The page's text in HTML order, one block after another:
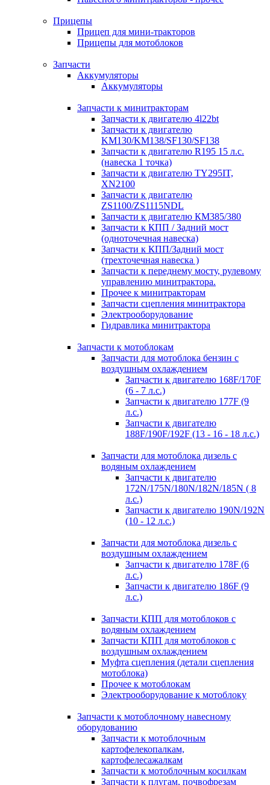
Прицепы
Прицеп для мини-тракторов
Прицепы для мотоблоков
Запчасти
Аккумуляторы
Аккумуляторы
Запчасти к минитракторам
Запчасти к двигателю 4l22bt
Запчасти к двигателю
KM130/KM138/SF130/SF138
Запчасти к двигателю R195 15 л.с.
(навеска 1 точка)
Запчасти к двигателю TY295IT,
XN2100
Запчасти к двигателю
ZS1100/ZS1115NDL
Запчасти к двигателю КМ385/380
Запчасти к КПП / Задний мост
(одноточечная навеска)
Запчасти к КПП/Задний мост
(трехточечная навеска )
Запчасти к переднему мосту, рулевому
управлению минитрактора.
Прочее к минитракторам
Запчасти сцепления минитрактора
Электрооборудование
Гидравлика минитрактора
Запчасти к мотоблокам
Запчасти для мотоблока бензин с
воздушным охлаждением
Запчасти к двигателю 168F/170F
(6 - 7 л.с.)
Запчасти к двигателю 177F (9
л.с.)
Запчасти к двигателю
188F/190F/192F (13 - 16 - 18 л.с.)
Запчасти для мотоблока дизель с
водяным охлаждением
Запчасти к двигателю
172N/175N/180N/182N/185N ( 8
л.с.)
Запчасти к двигателю 190N/192N
(10 - 12 л.с.)
Запчасти для мотоблока дизель с
воздушным охлаждением
Запчасти к двигателю 178F (6
л.с.)
Запчасти к двигателю 186F (9
л.с.)
Запчасти КПП для мотоблоков с
водяным охлаждением
Запчасти КПП для мотоблоков с
воздушным охлаждением
Муфта сцепления (детали сцепления
мотоблока)
Прочее к мотоблокам
Электрооборудование к мотоблоку
Запчасти к мотоблочному навесному
оборудованию
Запчасти к мотоблочным
картофелекопалкам,
картофелесажалкам
Запчасти к мотоблочным косилкам
Запчасти к плугам, почвофрезам